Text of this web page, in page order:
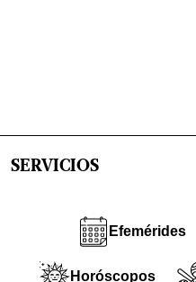
SERVICIOS
Efemérides
Horóscopos